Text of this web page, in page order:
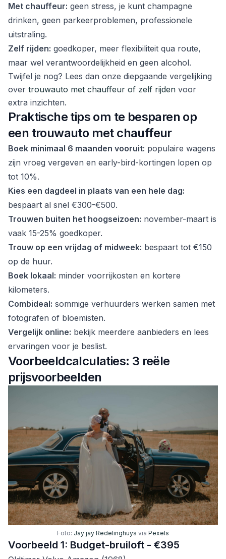
Met chauffeur: geen stress, je kunt champagne
drinken, geen parkeerproblemen, professionele
uitstraling.
Zelf rijden: goedkoper, meer flexibiliteit qua route,
maar wel verantwoordelijkheid en geen alcohol.
Twijfel je nog? Lees dan onze diepgaande vergelijking
over trouwauto met chauffeur of zelf rijden voor
extra inzichten.
Praktische tips om te besparen op
een trouwauto met chauffeur
Boek minimaal 6 maanden vooruit: populaire wagens
zijn vroeg vergeven en early-bird-kortingen lopen op
tot 10%.
Kies een dagdeel in plaats van een hele dag:
bespaart al snel €300-€500.
Trouwen buiten het hoogseizoen: november-maart is
vaak 15-25% goedkoper.
Trouw op een vrijdag of midweek: bespaart tot €150
op de huur.
Boek lokaal: minder voorrijkosten en kortere
kilometers.
Combideal: sommige verhuurders werken samen met
fotografen of bloemisten.
Vergelijk online: bekijk meerdere aanbieders en lees
ervaringen voor je beslist.
Voorbeeldcalculaties: 3 reële
prijsvoorbeelden
Foto: Jay jay Redelinghuys via Pexels
Voorbeeld 1: Budget-bruiloft - €395